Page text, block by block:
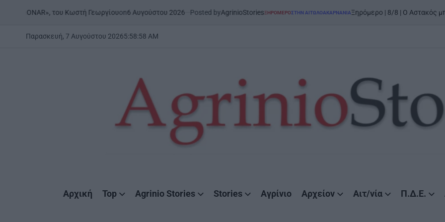
του Κωστή Γεωργίου on6 Αυγούστου 2026 Posted by AgrinioStoriesPOSTED
ΞΗΡΟΜΕΡΟΣΤΗΝ ΑΙΤΩΛΟΑΚΑΡΝΑΝΊΑΞηρόμερο | 8/8 | Ο Αστακός μπαίνει
Παρασκευή, 7 Αυγούστου 20265:58:59 AM
Αρχική Top Agrinio Stories Stories Αγρίνιο Αρχείον Αιτ/νία Π.Δ.Ε.